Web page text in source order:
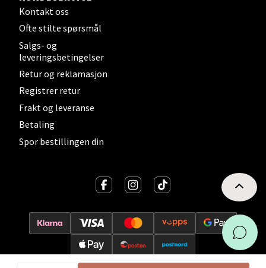
Kontakt oss
Ofte stilte spørsmål
Salgs- og
leveringsbetingelser
Retur og reklamasjon
Registrer retur
Frakt og leveranse
Betaling
Spor bestillingen din
Lillehammer - Strandtorget
Strandtorget, 2609 Lillehammer
Åpent i dag 09-20
0 i butikk
Strømmen
Støperivn. 5, 2010 Strømmen
Åpent i dag 10-21